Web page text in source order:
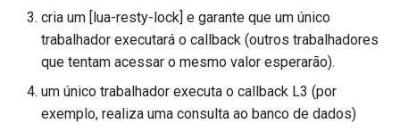
cria um [lua-resty-lock] e garante que um único
trabalhador executará o callback (outros trabalhadores
que tentam acessar o mesmo valor esperarão).
um único trabalhador executa o callback L3 (por
exemplo, realiza uma consulta ao banco de dados)